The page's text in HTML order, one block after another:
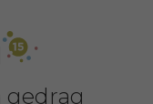
gedrag